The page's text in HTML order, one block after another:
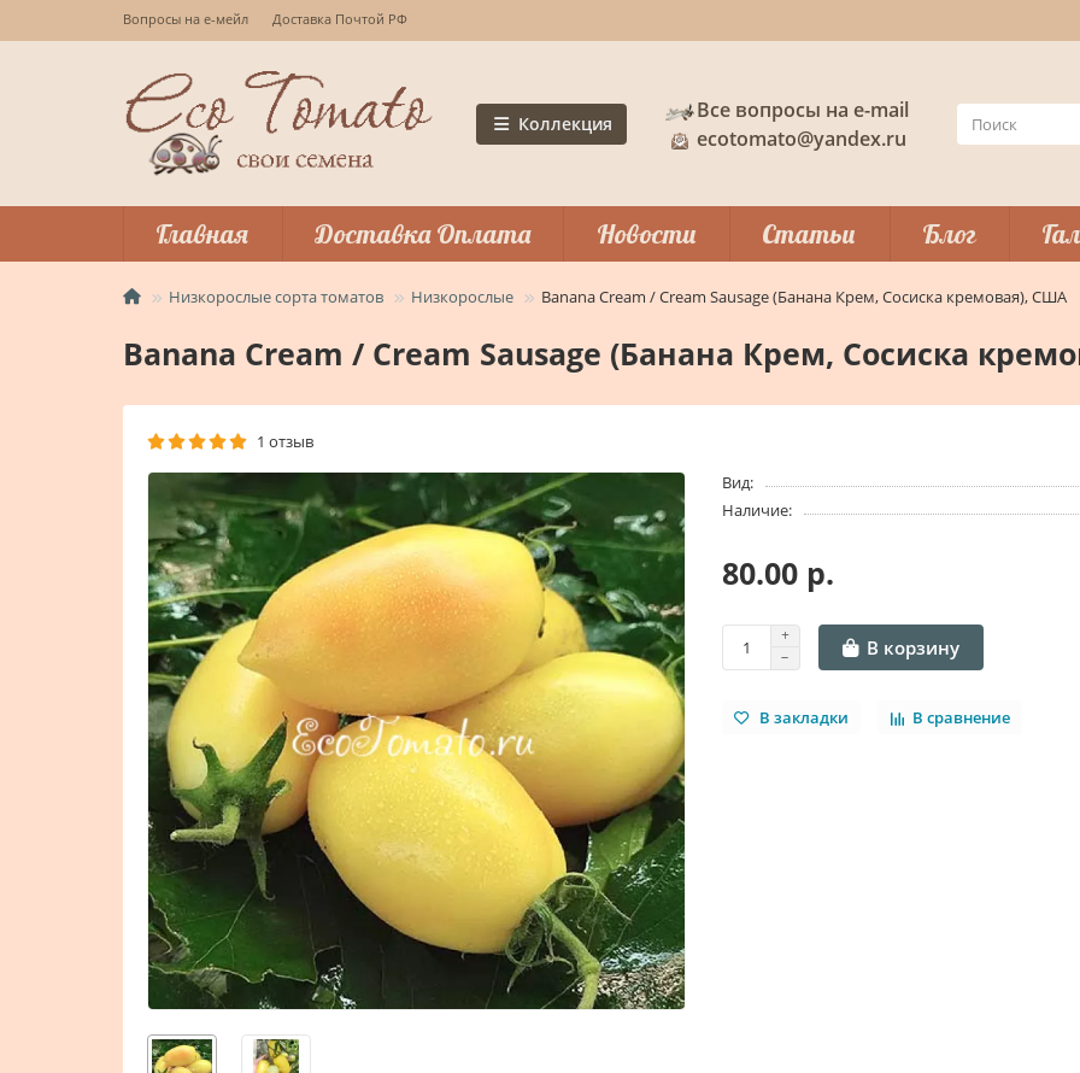
Вопросы на е-мейл Доставка Почтой РФ
Коллекция
Все вопросы на e-mail
ecotomato@yandex.ru
Главная Доставка Оплата Новости Статьи Блог
Низкорослые сорта томатов Низкорослые Banana Cream / Cream Sausage (Банана Крем, Сосиска кремовая), США
Banana Cream / Cream Sausage (Банана Крем, Сосиска
1 отзыв
Вид:
Наличие:
80.00 р.
В корзину
В закладки В сравнение